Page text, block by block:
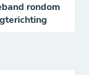
rondom